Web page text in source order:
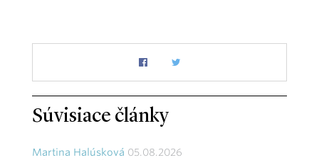
Súvisiace články
Martina Halúsková 05.08.2026